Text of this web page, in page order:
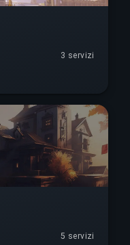
3 servizi
5 servizi